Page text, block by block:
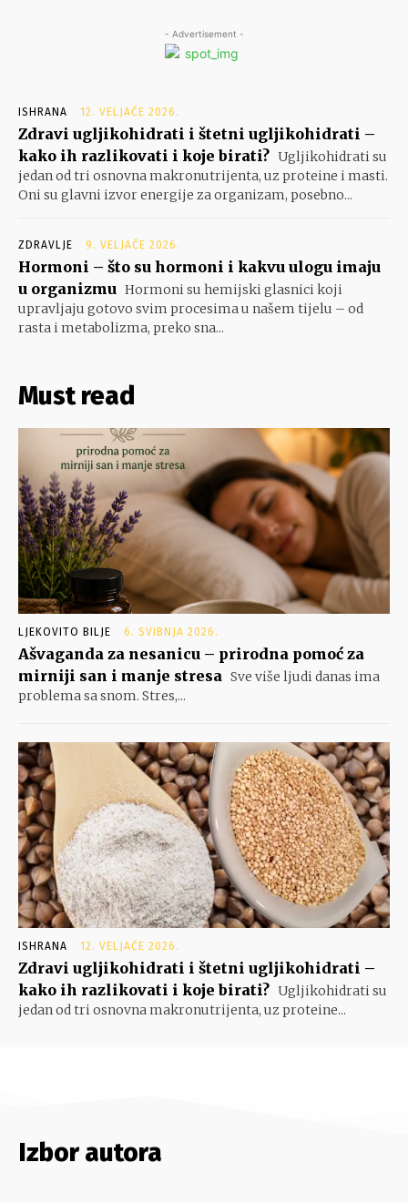
- Advertisement -
ISHRANA 12. VELJAČE 2026.
Zdravi ugljikohidrati i štetni ugljikohidrati –
kako ih razlikovati i koje birati? Ugljikohidrati su
jedan od tri osnovna makronutrijenta, uz proteine i masti.
Oni su glavni izvor energije za organizam, posebno...
ZDRAVLJE 9. VELJAČE 2026.
Hormoni – što su hormoni i kakvu ulogu imaju
u organizmu Hormoni su hemijski glasnici koji
upravljaju gotovo svim procesima u našem tijelu – od
rasta i metabolizma, preko sna...
Must read
LJEKOVITO BILJE 6. SVIBNJA 2026.
Ašvaganda za nesanicu – prirodna pomoć za
mirniji san i manje stresa Sve više ljudi danas ima
problema sa snom. Stres,...
ISHRANA 12. VELJAČE 2026.
Zdravi ugljikohidrati i štetni ugljikohidrati –
kako ih razlikovati i koje birati? Ugljikohidrati su
jedan od tri osnovna makronutrijenta, uz proteine...
Izbor autora